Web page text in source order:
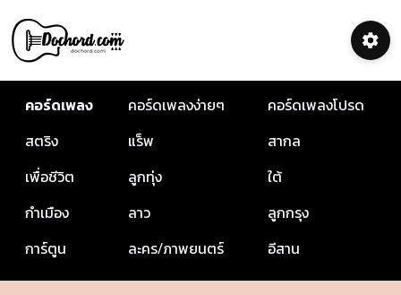
คอร์ดเพลง คอร์ดเพลงง่ายๆ
คอร์ดเพลงโปรด
สตริง
แร็พ
สากล
เพื่อชีวิต
ลูกทุ่ง
ใต้
กำเมือง
ลาว
ลูกกรุง
การ์ตูน
ละคร/ภาพยนตร์ อีสาน